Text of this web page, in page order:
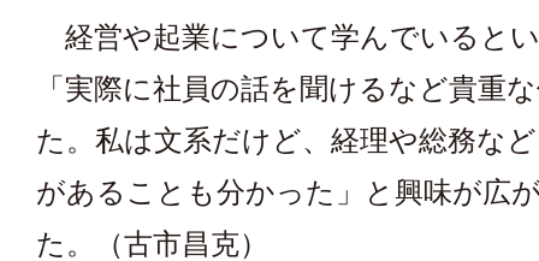
経営や起業について学んでいると
「実際に社員の話を聞けるなど貴重
た。私は文系だけど、経理や総務な
があることも分かった」と興味が広
た。（古市昌克）